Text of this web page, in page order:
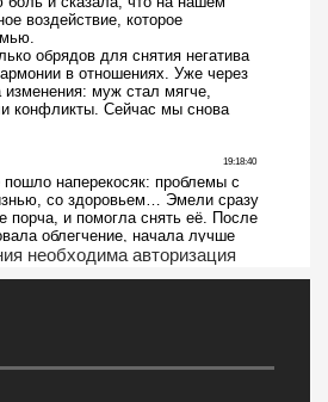
необходима авторизация